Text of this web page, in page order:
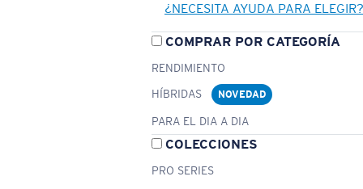
¿NECESITA AYUDA PARA ELEGIR?
COMPRAR POR CATEGORÍA
RENDIMIENTO
HÍBRIDAS
NOVEDAD
PARA EL DIA A DIA
COLECCIONES
PRO SERIES